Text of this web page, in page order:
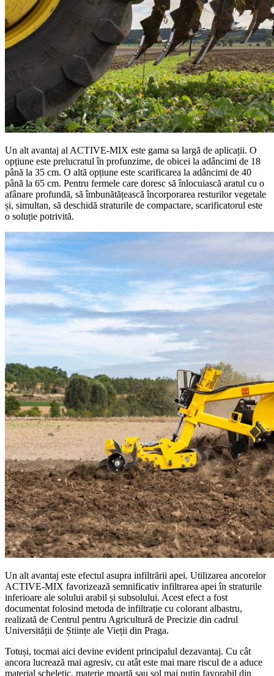
Un alt avantaj al ACTIVE-MIX este gama sa largă de aplicații. O
opțiune este prelucratul în profunzime, de obicei la adâncimi de 18
până la 35 cm. O altă opțiune este scarificarea la adâncimi de 40
până la 65 cm. Pentru fermele care doresc să înlocuiască aratul cu o
afânare profundă, să îmbunătățească încorporarea resturilor vegetale
și, simultan, să deschidă straturile de compactare, scarificatorul este
o soluție potrivită.
Un alt avantaj este efectul asupra infiltrării apei. Utilizarea ancorelor
ACTIVE-MIX favorizează semnificativ infiltrarea apei în straturile
inferioare ale solului arabil și subsolului. Acest efect a fost
documentat folosind metoda de infiltrație cu colorant albastru,
realizată de Centrul pentru Agricultură de Precizie din cadrul
Universității de Științe ale Vieții din Praga.
Totuși, tocmai aici devine evident principalul dezavantaj. Cu cât
ancora lucrează mai agresiv, cu atât este mai mare riscul de a aduce
material scheletic, materie moartă sau sol mai puțin favorabil din